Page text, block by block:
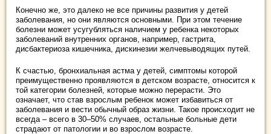
Конечно же, это далеко не все причины развития у детей
заболевания, но они являются основными. При этом течение
болезни может усугубляться наличием у ребенка некоторых
заболеваний внутренних органов, например, гастрита,
дисбактериоза кишечника, дискинезии желчевыводящих путей.
К счастью, бронхиальная астма у детей, симптомы которой
преимущественно проявляются в детском возрасте, относится к
той категории болезней, которые можно перерасти. Это
означает, что став взрослым ребенок может избавиться от
заболевания и вести обычный образ жизни. Такое происходит не
всегда – всего в 30–50% случаев, остальные больные дети
страдают от патологии и во взрослом возрасте.